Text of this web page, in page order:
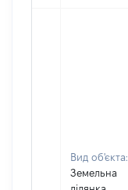
Вид об'єкта:
Земельна